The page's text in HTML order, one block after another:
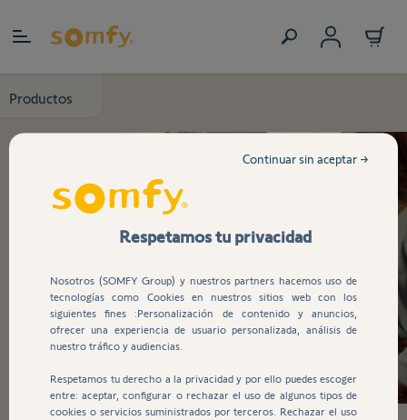
Productos
Respetamos tu privacidad
Nosotros (SOMFY Group) y nuestros partners hacemos uso de
tecnologías como Cookies en nuestros sitios web con los
siguientes fines :Personalización de contenido y anuncios,
ofrecer una experiencia de usuario personalizada, análisis de
nuestro tráfico y audiencias.
Respetamos tu derecho a la privacidad y por ello puedes escoger
entre: aceptar, configurar o rechazar el uso de algunos tipos de
cookies o servicios suministrados por terceros. Rechazar el uso
Continuar sin aceptar →